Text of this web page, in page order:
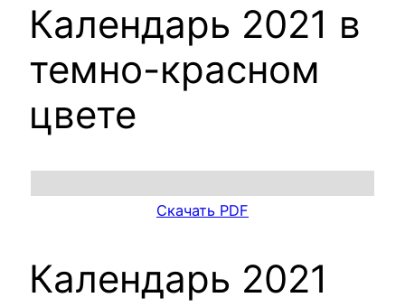
Календарь 2021 в
темно-красном
цвете
Скачать PDF
Календарь 2021